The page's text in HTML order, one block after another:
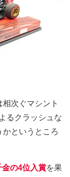
次ぐマシント
るクラッシュな
というところ
の4位入賞を果